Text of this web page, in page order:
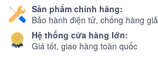
Sản phẩm chính hãng:
Bảo hành điện tử, chống hàng giả
Hệ thống cửa hàng lớn:
Giá tốt, giao hàng toàn quốc